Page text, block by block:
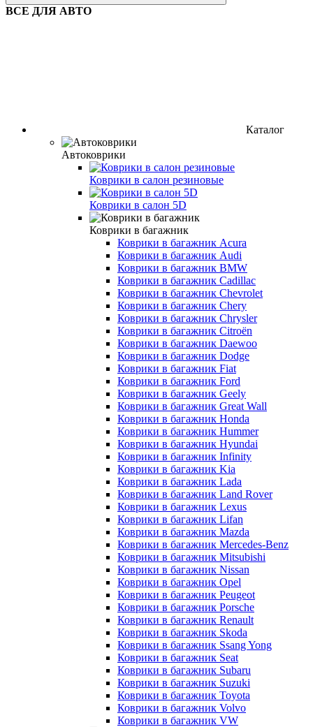
ВСЕ ДЛЯ АВТО
Каталог
Автоковрики
Коврики в салон резиновые
Коврики в салон 5D
Коврики в багажник
Коврики в багажник Acura
Коврики в багажник Audi
Коврики в багажник BMW
Коврики в багажник Cadillac
Коврики в багажник Chevrolet
Коврики в багажник Chery
Коврики в багажник Chrysler
Коврики в багажник Citroёn
Коврики в багажник Daewoo
Коврики в багажник Dodge
Коврики в багажник Fiat
Коврики в багажник Ford
Коврики в багажник Geely
Коврики в багажник Great Wall
Коврики в багажник Honda
Коврики в багажник Hummer
Коврики в багажник Hyundai
Коврики в багажник Infinity
Коврики в багажник Kia
Коврики в багажник Lada
Коврики в багажник Land Rover
Коврики в багажник Lexus
Коврики в багажник Lifan
Коврики в багажник Mazda
Коврики в багажник Merсedes-Benz
Коврики в багажник Mitsubishi
Коврики в багажник Nissan
Коврики в багажник Opel
Коврики в багажник Peugeot
Коврики в багажник Porsche
Коврики в багажник Renault
Коврики в багажник Skoda
Коврики в багажник Ssang Yong
Коврики в багажник Seat
Коврики в багажник Subaru
Коврики в багажник Suzuki
Коврики в багажник Toyota
Коврики в багажник Volvo
Коврики в багажник VW